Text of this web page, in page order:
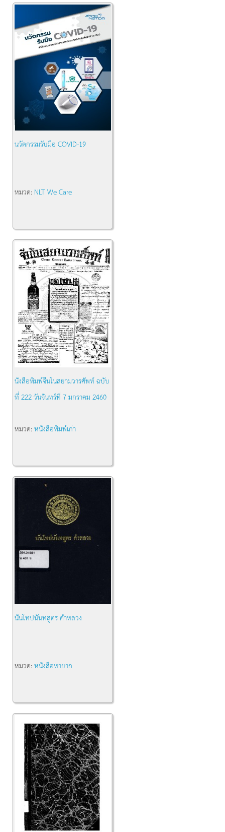
นวัตกรรมรับมือ COVID-19
หมวด: NLT We Care
นังสือพิมพ์จีนโนสยามวารศัพท์ ฉบับ
ที่ 222 วันจันทร์ที่ 7 มกราคม 2460
หมวด:หนังสือพิมพ์เก่า
นันโทปนันทสูตร คำหลวง
หมวด:หนังสือหายาก